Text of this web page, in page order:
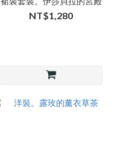
NT$1,280